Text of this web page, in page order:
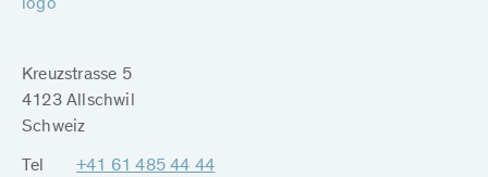
Kreuzstrasse 5
4123 Allschwil
Schweiz
Tel +41 61 485 44 44